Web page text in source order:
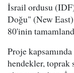
İsrail ordusu
Doğu" (New
80'inin
Proje
hendekler, toprak